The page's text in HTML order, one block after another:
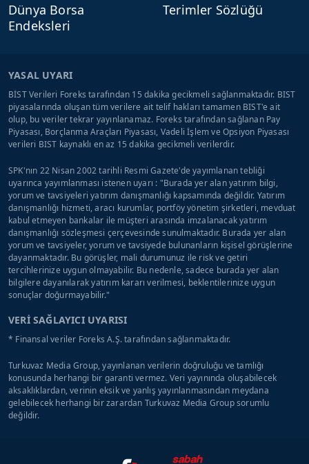
Dünya Borsa
Endeksleri
Terimler Sözlüğü
YASAL UYARI
BİST Verileri Foreks tarafından 15 dakika gecikmeli sağlanmaktadır. BIST
piyasalarında oluşan tüm verilere ait telif hakları tamamen BIST'e ait
olup, bu veriler tekrar yayınlanamaz. Foreks tarafından sağlanan Pay
Piyasası, Borçlanma Araçları Piyasası, Vadeli İşlem ve Opsiyon Piyasası
verileri BIST kaynaklı en az 15 dakika gecikmeli verilerdir.
SPK'nın 22 Nisan 2002 tarihli Resmi Gazete'de yayımlanan tebliği
uyarınca yayımlanması istenen uyarı : "Burada yer alan yatırım bilgi,
yorum ve tavsiyeleri yatırım danışmanlığı kapsamında değildir. Yatırım
danışmanlığı hizmeti, aracı kurumlar, portföy yönetim şirketleri, mevduat
kabul etmeyen bankalar ile müşteri arasında imzalanacak yatırım
danışmanlığı sözleşmesi çerçevesinde sunulmaktadır. Burada yer alan
yorum ve tavsiyeler, yorum ve tavsiyede bulunanların kişisel görüşlerine
dayanmaktadır. Bu görüşler, mali durumunuz ile risk ve getiri
tercihlerinize uygun olmayabilir. Bu nedenle, sadece burada yer alan
bilgilere dayanılarak yatırım kararı verilmesi, beklentilerinize uygun
sonuçlar doğurmayabilir."
VERİ SAĞLAYICI UYARISI
* Finansal veriler Foreks A.Ş. tarafından sağlanmaktadır.
Turkuvaz Media Group, yayınlanan verilerin doğruluğu ve tamlığı
konusunda herhangi bir garanti vermez. Veri yayınında oluşabilecek
aksaklıklardan, verinin eksik ve yanlış yayınlanmasından meydana
gelebilecek herhangi bir zarardan Turkuvaz Media Group sorumlu
değildir.